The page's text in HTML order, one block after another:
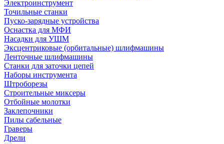
Электроинструмент
Точильные станки
Пуско-зарядные устройства
Оснастка для МФИ
Насадки для УШМ
Эксцентриковые (орбитальные) шлифмашины
Ленточные шлифмашины
Станки для заточки цепей
Наборы инструмента
Штроборезы
Строительные миксеры
Отбойные молотки
Заклепочники
Пилы сабельные
Граверы
Дрели